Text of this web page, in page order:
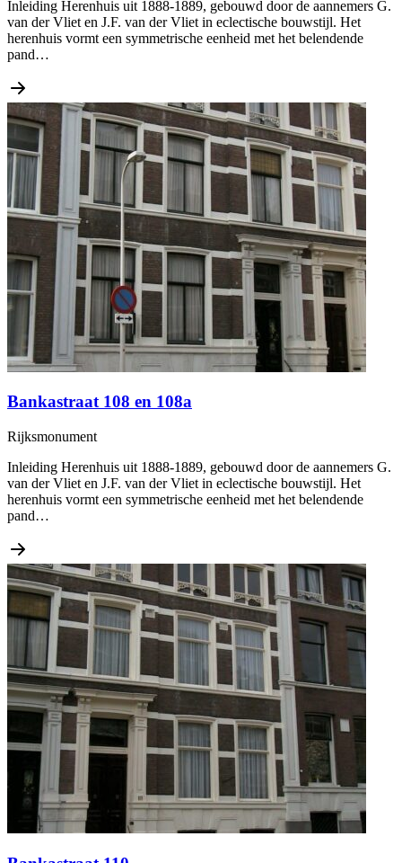
Inleiding Herenhuis uit 1888-1889, gebouwd door de aannemers G.
van der Vliet en J.F. van der Vliet in eclectische bouwstijl. Het
herenhuis vormt een symmetrische eenheid met het belendende
pand…
Bankastraat 108 en 108a
Rijksmonument
Inleiding Herenhuis uit 1888-1889, gebouwd door de aannemers G.
van der Vliet en J.F. van der Vliet in eclectische bouwstijl. Het
herenhuis vormt een symmetrische eenheid met het belendende
pand…